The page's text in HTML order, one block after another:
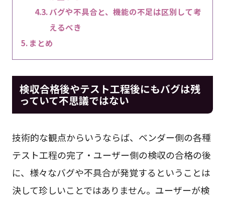
バグや不具合と、機能の不足は区別して考
えるべき
まとめ
検収合格後やテスト工程後にもバグは残
っていて不思議ではない
技術的な観点からいうならば、ベンダー側の各種
テスト工程の完了・ユーザー側の検収の合格の後
に、様々なバグや不具合が発覚するということは
決して珍しいことではありません。ユーザーが検